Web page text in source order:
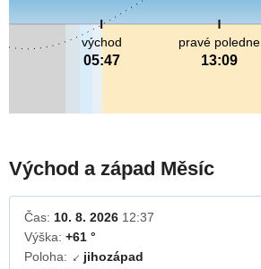
pravé poledne
13:09
východ
05:47
Východ a západ Měsíc
Čas: 10. 8. 2026 12:37
Výška: +61 °
Poloha: ↓jihozápad